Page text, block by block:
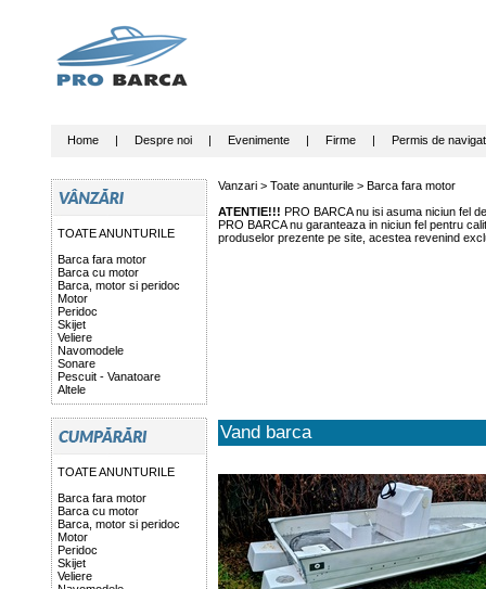
Home| Despre noi| Evenimente| Firme| Permis de
TOATE ANUNTURILE
Barca fara motor
Barca cu motor
Barca, motor si peridoc
Motor
Peridoc
Skijet
Veliere
Navomodele
Sonare
Pescuit - Vanatoare
Altele
TOATE ANUNTURILE
Barca fara motor
Barca cu motor
Barca, motor si peridoc
Motor
Peridoc
Skijet
Veliere
Vanzari > Toate anunturile> Barca fara motor
ATENTIE!!! PRO BARCA nu isi asuma niciun fel
PRO BARCA nu garanteaza in niciun fel pentru
produselor prezente pe site, acestea revenind
Vand barca